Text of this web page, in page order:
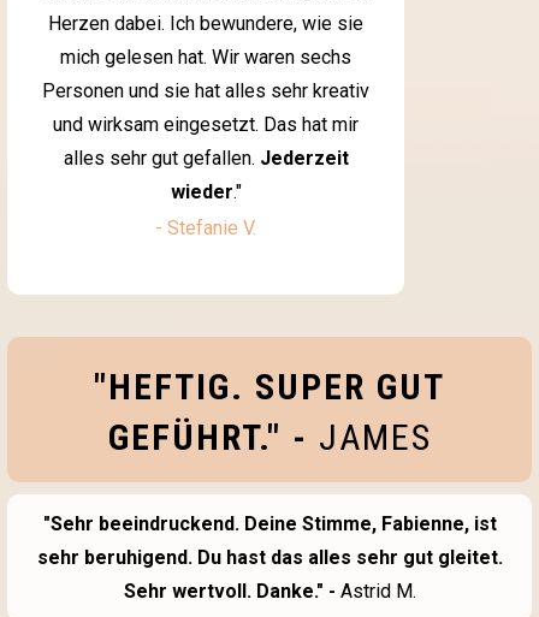
Herzen dabei. Ich bewundere, wie sie
mich gelesen hat. Wir waren sechs
Personen und sie hat alles sehr kreativ
und wirksam eingesetzt. Das hat mir
alles sehr gut gefallen. Jederzeit
wieder."
- Stefanie V.
"HEFTIG. SUPER GUT
GEFÜHRT." - JAMES
"Sehr beeindruckend. Deine Stimme, Fabienne, ist
sehr beruhigend. Du hast das alles sehr gut gleitet.
Sehr wertvoll. Danke." - Astrid M.